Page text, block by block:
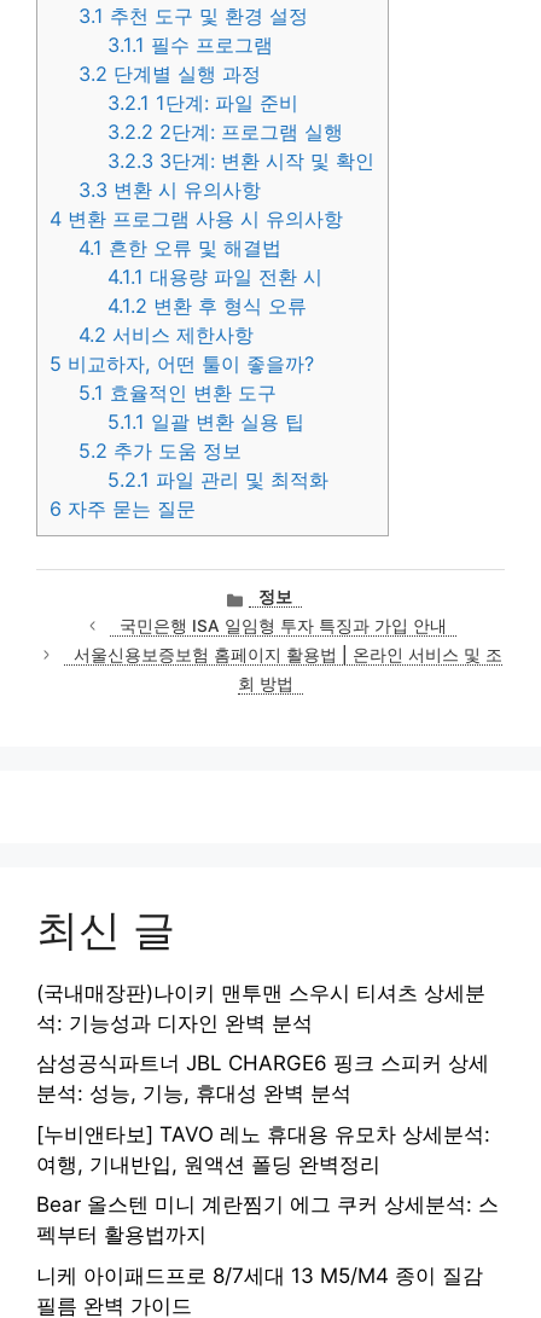
3.1 추천 도구 및 환경 설정
3.1.1 필수 프로그램
3.2 단계별 실행 과정
3.2.1 1단계: 파일 준비
3.2.2 2단계: 프로그램 실행
3.2.3 3단계: 변환 시작 및 확인
3.3 변환 시 유의사항
4 변환 프로그램 사용 시 유의사항
4.1 흔한 오류 및 해결법
4.1.1 대용량 파일 전환 시
4.1.2 변환 후 형식 오류
4.2 서비스 제한사항
5 비교하자, 어떤 툴이 좋을까?
5.1 효율적인 변환 도구
5.1.1 일괄 변환 실용 팁
5.2 추가 도움 정보
5.2.1 파일 관리 및 최적화
6 자주 묻는 질문
카
테
고
리
정보
국민은행 ISA 일임형 투자 특징과 가입 안내
서울신용보증보험 홈페이지 활용법 | 온라인 서비스 및 조
회 방법
최신 글
(국내매장판)나이키 맨투맨 스우시 티셔츠 상세분
석: 기능성과 디자인 완벽 분석
삼성공식파트너 JBL CHARGE6 핑크 스피커 상세
분석: 성능, 기능, 휴대성 완벽 분석
[누비앤타보] TAVO 레노 휴대용 유모차 상세분석:
여행, 기내반입, 원액션 폴딩 완벽정리
Bear 올스텐 미니 계란찜기 에그 쿠커 상세분석: 스
펙부터 활용법까지
니케 아이패드프로 8/7세대 13 M5/M4 종이 질감
필름 완벽 가이드